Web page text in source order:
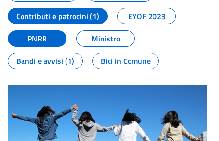
Contributi e patrocini (1)
EYOF 2023
PNRR
Ministro
Bandi e avvisi (1)
Bici in Comune